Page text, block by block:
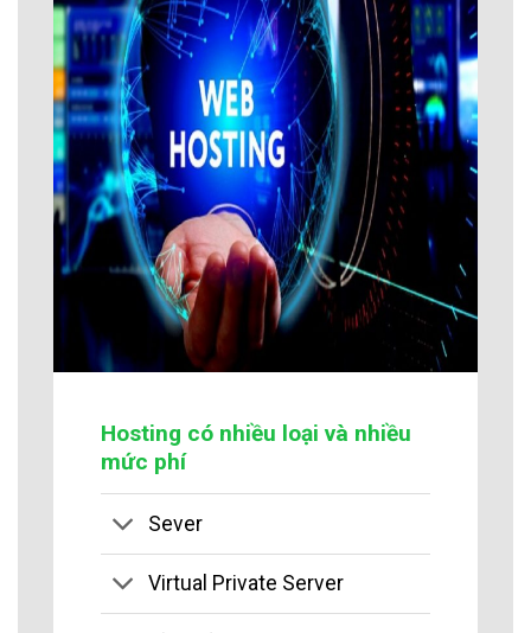
Hosting có nhiều loại và nhiều
mức phí
Sever
Virtual Private Server